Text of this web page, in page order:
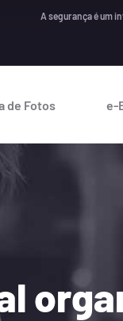
A segurança é um
de Fotos e-